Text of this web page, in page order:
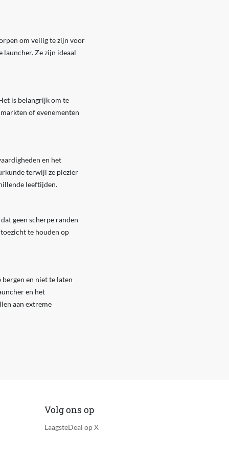
om veilig te zijn voor
launcher. Ze zijn ideaal
is belangrijk om te
of evenementen
en het
terwijl ze plezier
leeftijden.
geen scherpe randen
te houden op
en niet te laten
en het
aan extreme
Volg ons op
LaagsteDeal op X